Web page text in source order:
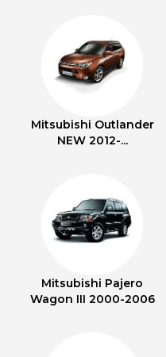
Mitsubishi Outlander
NEW 2012-...
Mitsubishi Pajero
Wagon III 2000-2006